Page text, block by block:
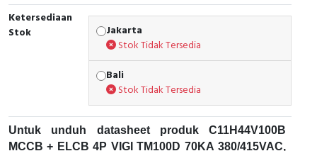
Signalling Columns
Pressure Switch
Ultrasonic & Rotary Encoder
Ketersediaan
Stok
Jakarta
Stok Tidak Tersedia
Bali
Stok Tidak Tersedia
Untuk unduh datasheet produk C11H44V100B
MCCB + ELCB 4P VIGI TM100D 70KA 380/415VAC,